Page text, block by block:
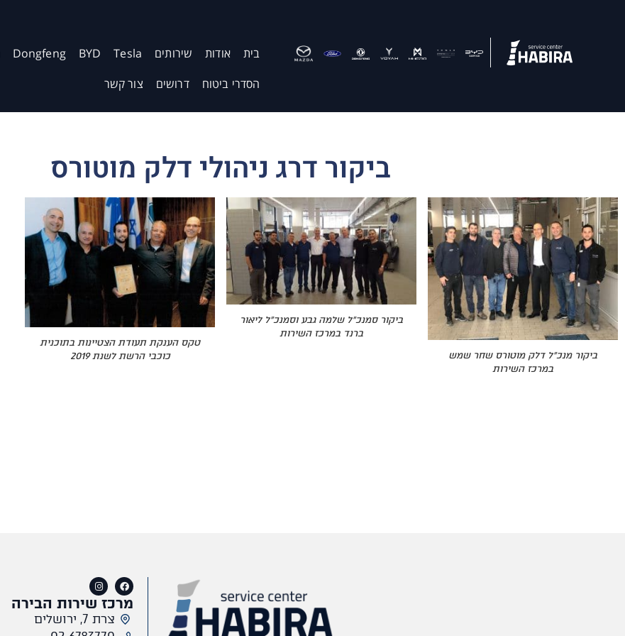
בית אודות שירותים Tesla
BYD
Dongfeng
הסדרי ביטוח
דרושים צור קשר
ביקור דרג ניהולי דלק מוטורס
ביקור מנכ"ל דלק מוטורס שחר שמש
במרכז השירות
ביקור סמנכ"ל שלמה גבע וסמנכ"ל ליאור
ברנד במרכז השירות
טקס הענקת תעודת הצטיינות בתוכנית
כוכבי הרשת לשנת 2019
מרכז שירות הבירה
צרת 7, ירושלים